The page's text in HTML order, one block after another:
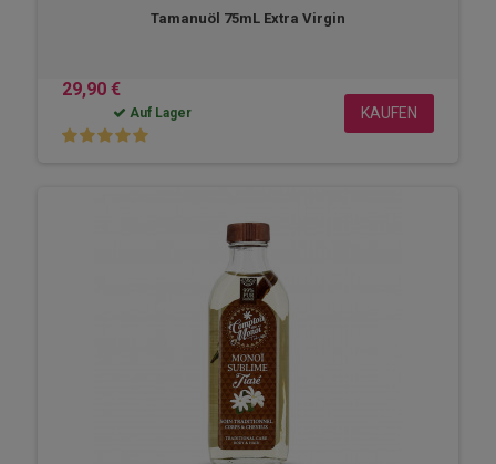
Tamanuöl 75mL Extra Virgin
29,90 €
Auf Lager KAUFEN